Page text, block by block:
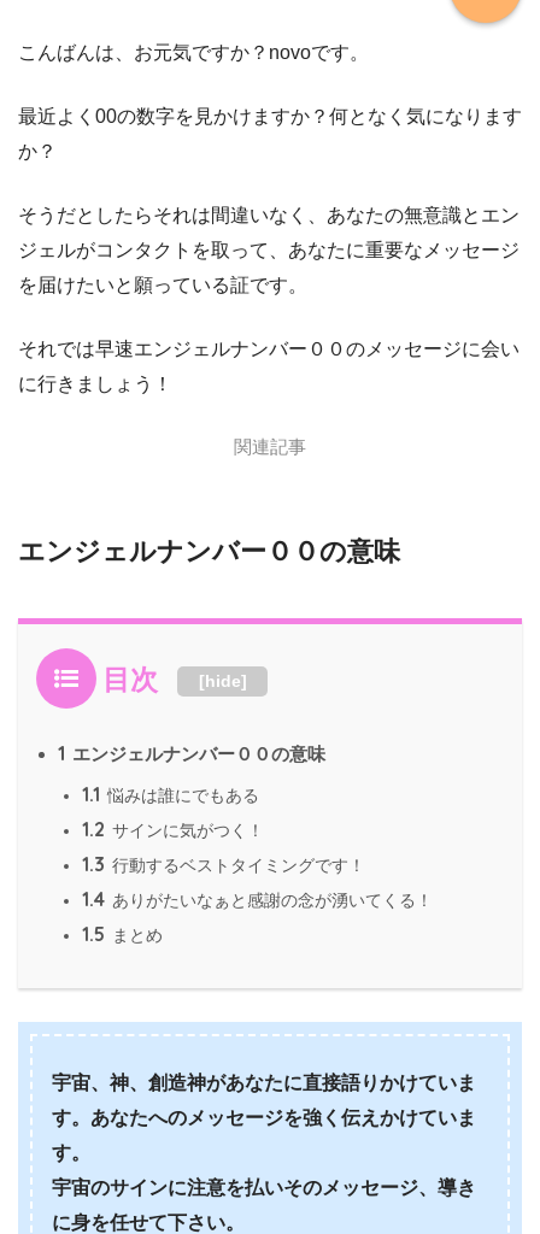
こんばんは、お元気ですか？novoです。
最近よく00の数字を見かけますか？何となく気になります
か？
そうだとしたらそれは間違いなく、あなたの無意識とエン
ジェルがコンタクトを取って、あなたに重要なメッセージ
を届けたいと願っている証です。
それでは早速エンジェルナンバー００のメッセージに会い
に行きましょう！
関連記事
エンジェルナンバー００の意味
目次 [hide]
1 エンジェルナンバー００の意味
1.1 悩みは誰にでもある
1.2 サインに気がつく！
1.3 行動するベストタイミングです！
1.4 ありがたいなぁと感謝の念が湧いてくる！
1.5 まとめ
宇宙、神、創造神があなたに直接語りかけていま
す。あなたへのメッセージを強く伝えかけていま
す。
宇宙のサインに注意を払いそのメッセージ、導き
に身を任せて下さい。